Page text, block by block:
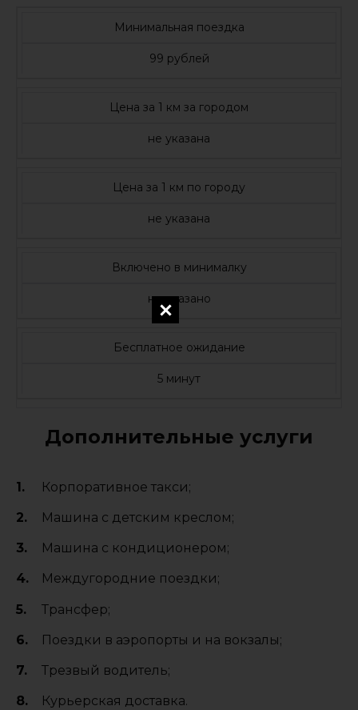
Минимальная поездка
99 рублей
Цена за 1 км за городом
не указана
Цена за 1 км по городу
не указана
Включено в минималку
не указано
Бесплатное ожидание
5 минут
Дополнительные услуги
Корпоративное такси;
Машина с детским креслом;
Машина с кондиционером;
Междугородние поездки;
Трансфер;
Поездки в аэропорты и на вокзалы;
Трезвый водитель;
Курьерская доставка.